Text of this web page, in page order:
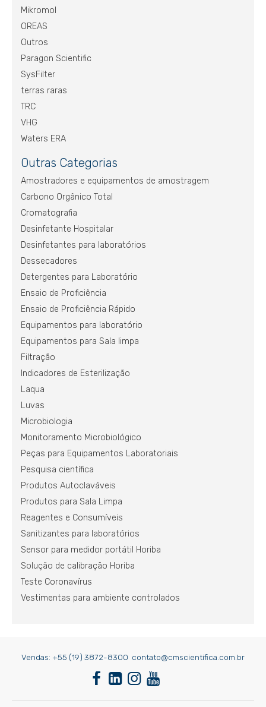
Mikromol
OREAS
Outros
Paragon Scientific
SysFilter
terras raras
TRC
VHG
Waters ERA
Outras Categorias
Amostradores e equipamentos de amostragem
Carbono Orgânico Total
Cromatografia
Desinfetante Hospitalar
Desinfetantes para laboratórios
Dessecadores
Detergentes para Laboratório
Ensaio de Proficiência
Ensaio de Proficiência Rápido
Equipamentos para laboratório
Equipamentos para Sala limpa
Filtração
Indicadores de Esterilização
Laqua
Luvas
Microbiologia
Monitoramento Microbiológico
Peças para Equipamentos Laboratoriais
Pesquisa científica
Produtos Autoclaváveis
Produtos para Sala Limpa
Reagentes e Consumíveis
Sanitizantes para laboratórios
Sensor para medidor portátil Horiba
Solução de calibração Horiba
Teste Coronavírus
Vestimentas para ambiente controlados
Vendas: +55 (19) 3872-8300 contato@cmscientifica.com.br